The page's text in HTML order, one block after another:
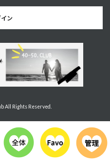
ン
All Rights Reserved.